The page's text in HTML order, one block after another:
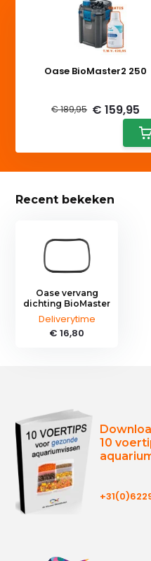
Oase BioMaster2 250
€ 189,95 € 159,95
Recent bekeken
Oase vervang
dichting BioMaster
Deliverytime
€ 16,80
10